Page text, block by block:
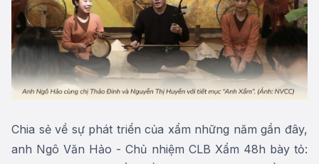
Chia sẻ về sự phát triển của xẩm những năm gần đây,
anh Ngô Văn Hảo - Chủ nhiệm CLB Xẩm 48h bày tỏ: